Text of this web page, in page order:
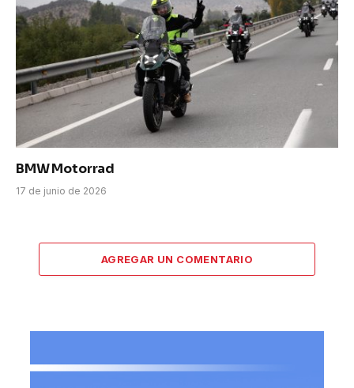
BMW Motorrad
17 de junio de 2026
AGREGAR UN COMENTARIO